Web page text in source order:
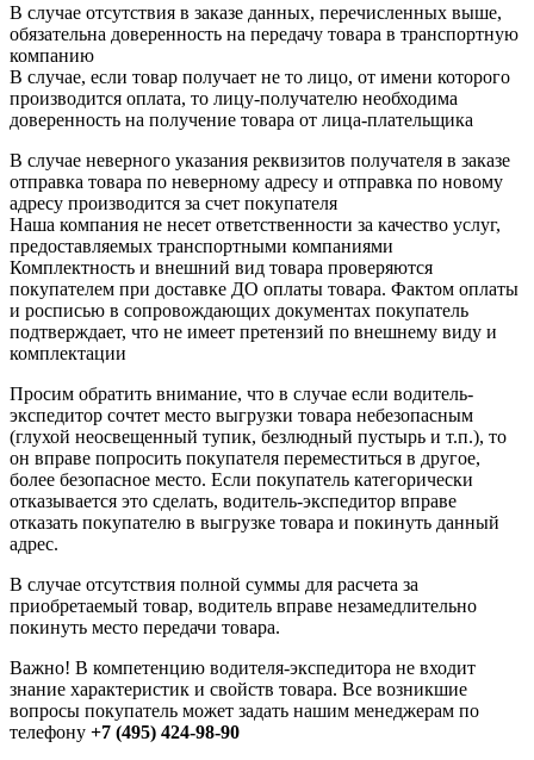
В случае отсутствия в заказе данных, перечисленных выше,
обязательна доверенность на передачу товара в транспортную
компанию
В случае, если товар получает не то лицо, от имени которого
производится оплата, то лицу-получателю необходима
доверенность на получение товара от лица-плательщика
В случае неверного указания реквизитов получателя в заказе
отправка товара по неверному адресу и отправка по новому
адресу производится за счет покупателя
Наша компания не несет ответственности за качество услуг,
предоставляемых транспортными компаниями
Комплектность и внешний вид товара проверяются
покупателем при доставке ДО оплаты товара. Фактом оплаты
и росписью в сопровождающих документах покупатель
подтверждает, что не имеет претензий по внешнему виду и
комплектации
Просим обратить внимание, что в случае если водитель-
экспедитор сочтет место выгрузки товара небезопасным
(глухой неосвещенный тупик, безлюдный пустырь и т.п.), то
он вправе попросить покупателя переместиться в другое,
более безопасное место. Если покупатель категорически
отказывается это сделать, водитель-экспедитор вправе
отказать покупателю в выгрузке товара и покинуть данный
адрес.
В случае отсутствия полной суммы для расчета за
приобретаемый товар, водитель вправе незамедлительно
покинуть место передачи товара.
Важно! В компетенцию водителя-экспедитора не входит
знание характеристик и свойств товара. Все возникшие
вопросы покупатель может задать нашим менеджерам по
телефону +7 (495) 424-98-90